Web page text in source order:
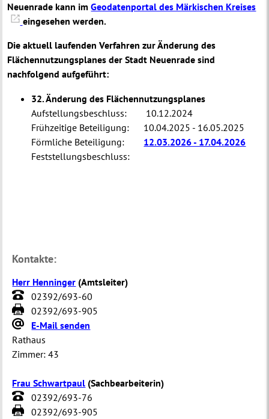
Neuenrade kann imGeodatenportal des Märkischen Kreises
eingesehen werden.
Die aktuell laufenden Verfahren zur Änderung des
Flächennutzungsplanes der Stadt Neuenrade sind
nachfolgend aufgeführt:
32. Änderung des Flächennutzungsplanes
Aufstellungsbeschluss: 10.12.2024
Frühzeitige Beteiligung: 10.04.2025 - 16.05.2025
Förmliche Beteiligung: 12.03.2026 - 17.04.2026
Feststellungsbeschluss:
Kontakte:
Herr Henninger (Amtsleiter)
02392/693-60
02392/693-905
E-Mail senden
Rathaus
Zimmer: 43
Frau Schwartpaul (Sachbearbeiterin)
02392/693-76
02392/693-905